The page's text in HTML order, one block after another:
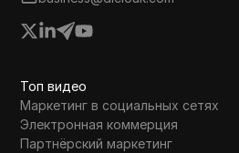
Топ видео
Маркетинг в социальных сетях
Электронная коммерция
Партнёрский маркетинг